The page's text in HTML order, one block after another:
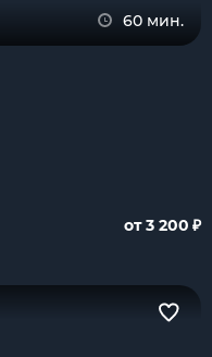
60 мин.
от 3 200 ₽